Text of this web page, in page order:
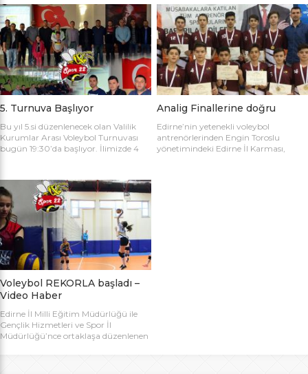
Kadınlar Voleybol 2. Ligi’ne devam
edilirken Edirnespor Kadın Voleybol
Takımı Mimar Sinan Spor Salonu’nda
kendi seyircisi önünde ilk maçına çıktı.
İlk maçında deplasmanda Bursa
Nilüfer Belediyesi’ne 3-0 mağlup
olmuştu. İkinci maçında konuk ettiği
Biga […]
ile Ecacılar Odası karşı karşıya geldi.
Maçı üçyüzden fazla voleybol sever
izledi. Takımlar sahaya şu kadrolarla
çıktılar: Voleybol Hakemleri: Oğulcan
Kuru, Öyküm Akıncı, Ecem Göçmen,
Özge Göktaş, Rabia Acun, Gökay
Karatop, Semih Sormaz, Coşkun
Özsoy […]
5. Turnuva Başlıyor
Bu yıl 5.si düzenlenecek olan Valilik
Kurumlar Arası Voleybol Turnuvası
bugün 19:30’da başlıyor. İlimizde 4
bugün başlıyor. Toplamda 14 takımın
katılımıyla düzenlenen 5. Valilik
Voleybol Turnuvasının teknik
toplantısı ve kura çekimi Aliço
Pehlivan Sporcu Eğitim Merkezi
Toplantı Salonu’nda yapıldı.
Toplantıya Voleybol hakemi ve
antrenörü Engin Toroslu, Ayhan […]
Analig Finallerine doğru
Edirne’nin yetenekli voleybol
antrenörlerinden Engin Toroslu
yönetimindeki Edirne İl Karması,
Voleybol REKORLA başladı –
Video Haber
Edirne İl Milli Eğitim Müdürlüğü ile
Gençlik Hizmetleri ve Spor İl
Müdürlüğü’nce ortaklaşa düzenlenen